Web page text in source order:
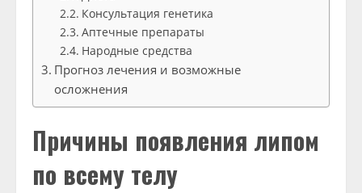
Консультация генетика
Аптечные препараты
Народные средства
Прогноз лечения и возможные
осложнения
Причины появления липом
по всему телу